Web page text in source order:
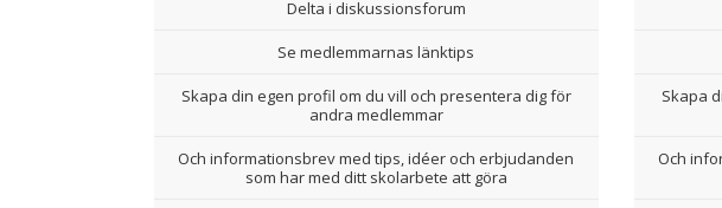
Delta i diskussionsforum
Se medlemmarnas länktips
Skapa din egen profil om du vill och presentera dig för
andra medlemmar
Och informationsbrev med tips, idéer och erbjudanden
som har med ditt skolarbete att göra
Skapa
Och